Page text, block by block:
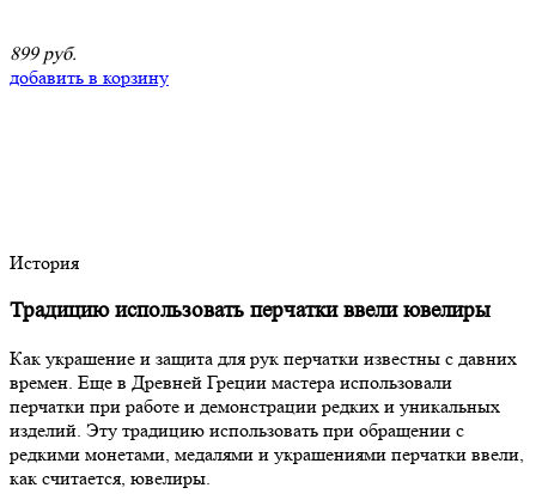
899 руб.
добавить в корзину
История
Традицию использовать перчатки ввели ювелиры
Как украшение и защита для рук перчатки известны с давних
времен. Еще в Древней Греции мастера использовали
перчатки при работе и демонстрации редких и уникальных
изделий. Эту традицию использовать при обращении с
редкими монетами, медалями и украшениями перчатки ввели,
как считается, ювелиры.